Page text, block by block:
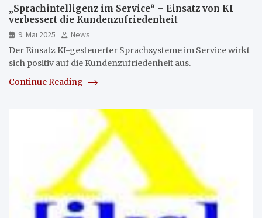
„Sprachintelligenz im Service“ – Einsatz von KI
verbessert die Kundenzufriedenheit
9. Mai 2025
News
Der Einsatz KI-gesteuerter Sprachsysteme im Service wirkt
sich positiv auf die Kundenzufriedenheit aus.
Continue Reading